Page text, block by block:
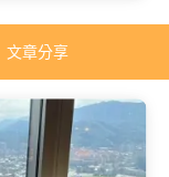
文章分享